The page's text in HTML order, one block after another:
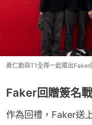
黃仁勳與T1全隊一起擺出Faker
Faker回贈簽名
作為回禮，Faker送